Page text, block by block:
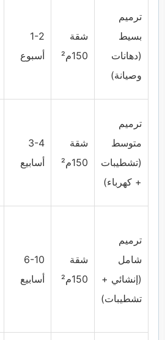
ترميم
بسيط
(دهانات
وصيانة)
شقة
150م²
1-2
أسبوع
ترميم
متوسط
(تشطيبات
+ كهرباء)
شقة
150م²
3-4
أسابيع
ترميم
شامل
(إنشائي +
تشطيبات)
شقة
150م²
6-10
أسابيع